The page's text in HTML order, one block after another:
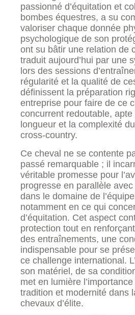
passionné d’équitation et
bombes équestres, a su
valoriser chaque donnée
psychologique de son
ont su bâtir une relation de
traduit aujourd’hui par une
lors des sessions
régularité et la qualité de
définissent la préparation
entreprise pour faire de ce
concurrent redoutable,
longueur et la complexité
cross-country.
Ce cheval ne se contente
passé remarquable ; il
véritable promesse pour
progresse en parallèle
dans le domaine de
notamment en ce qui
d’équitation. Cet aspect
protection tout en
des entraînements, une
indispensable pour se
ce challenge international.
son matériel, de sa
met en lumière
tradition et modernité dans
chevaux d’élite.